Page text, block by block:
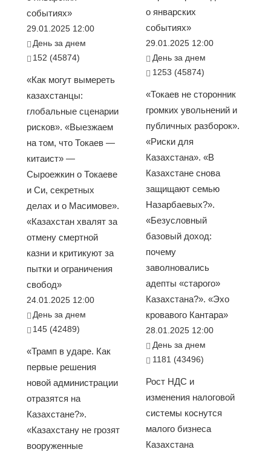
событиях»
29.01.2025 12:00
День за днем
152 (45874)
«Как могут вымереть
казахстанцы:
глобальные сценарии
рисков». «Выезжаем
на том, что Токаев —
китаист» —
Сыроежкин о Токаеве
и Си, секретных
делах и о Масимове».
«Казахстан хвалят за
отмену смертной
казни и критикуют за
пытки и ограничения
свобод»
24.01.2025 12:00
День за днем
145 (42489)
«Трамп в ударе. Как
первые решения
новой администрации
отразятся на
Казахстане?».
«Казахстану не грозят
вооруженные
о январских
событиях»
29.01.2025 12:00
День за днем
1253 (45874)
«Токаев не сторонник
громких увольнений и
публичных разборок».
«Риски для
Казахстана». «В
Казахстане снова
защищают семью
Назарбаевых?».
«Безусловный
базовый доход:
почему
заволновались
адепты «старого»
Казахстана?». «Эхо
кровавого Кантара»
28.01.2025 12:00
День за днем
1181 (43496)
Рост НДС и
изменения налоговой
системы коснутся
малого бизнеса
Казахстана